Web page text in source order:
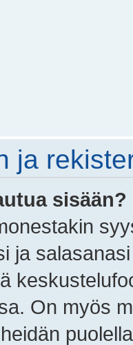
ja
sisään?
ja
On myös